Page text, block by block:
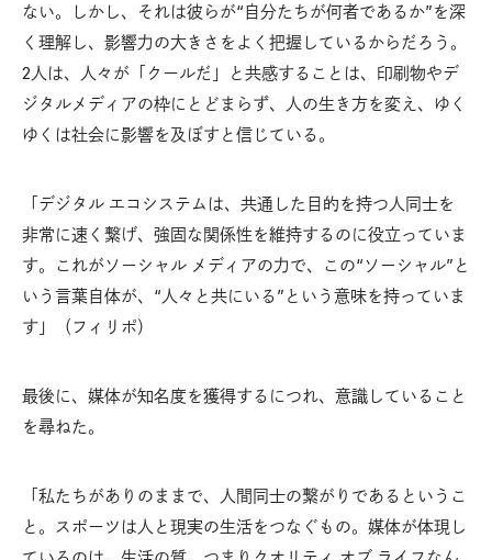
ない。しかし、それは彼らが“自分たちが何者であるか”を深
く理解し、影響力の大きさをよく把握しているからだろう。
2人は、人々が「クールだ」と共感することは、印刷物やデ
ジタルメディアの枠にとどまらず、人の生き方を変え、ゆく
ゆくは社会に影響を及ぼすと信じている。
「デジタル エコシステムは、共通した目的を持つ人同士を
非常に速く繋げ、強固な関係性を維持するのに役立っていま
す。これがソーシャル メディアの力で、この“ソーシャル”と
いう言葉自体が、“人々と共にいる”という意味を持っていま
す」（フィリポ）
最後に、媒体が知名度を獲得するにつれ、意識していること
を尋ねた。
「私たちがありのままで、人間同士の繋がりであるというこ
と。スポーツは人と現実の生活をつなぐもの。媒体が体現し